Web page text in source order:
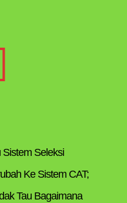
Sistem Seleksi
Ke Sistem CAT;
Tau Bagaimana